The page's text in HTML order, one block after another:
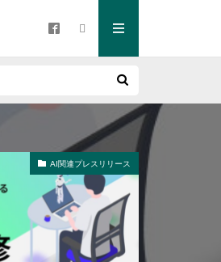
AI関連プレスリリース